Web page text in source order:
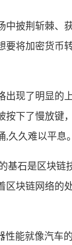
披荆斩棘
将加密货
现了明显
下了慢放
久久难以平息。
基石是区块
块链网络
能就像汽